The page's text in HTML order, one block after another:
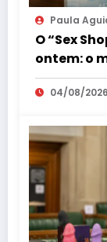
Paula
O “Sex
ontem: o
esse
década
04/08/2026